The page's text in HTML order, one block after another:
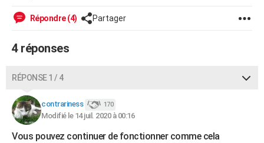
Répondre (4) Partager
4 réponses
RÉPONSE 1 / 4
contrariness 170
Modifié le 14 juil. 2020 à 00:16
Vous pouvez continuer de fonctionner comme cela